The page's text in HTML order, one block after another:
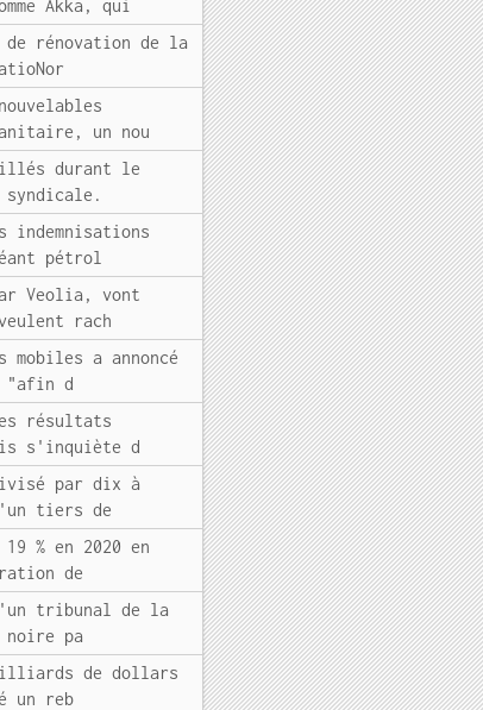
Akka, qui
de rénovation de la
un nou
durant le
syndicale.
indemnisations
pétrol
Veolia, vont
rach
mobiles a annoncé
"afin d
résultats
s'inquiète d
par dix à
tiers de
% en 2020 en
de
tribunal de la
noire pa
de dollars
un reb